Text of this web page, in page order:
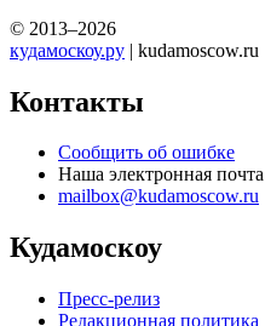
© 2013–2026
кудамоскоу.ру | kudamoscow.ru
Контакты
Сообщить об ошибке
Наша электронная почта
mailbox@kudamoscow.ru
Кудамоскоу
Пресс-релиз
Редакционная политика